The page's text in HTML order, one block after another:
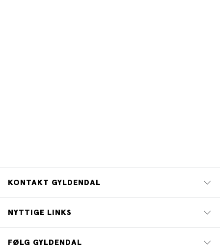
KONTAKT GYLDENDAL
NYTTIGE LINKS
FØLG GYLDENDAL